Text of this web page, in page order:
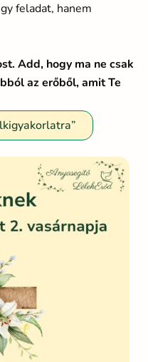
feladat, hanem
Add, hogy ma ne csak
az erőből, amit Te